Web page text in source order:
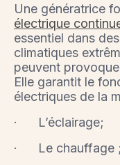
Une génératrice
électrique
essentiel dans
climatiques
peuvent
Elle garantit le
électriques de la
· L’éclairage;
· Le chauffage ;